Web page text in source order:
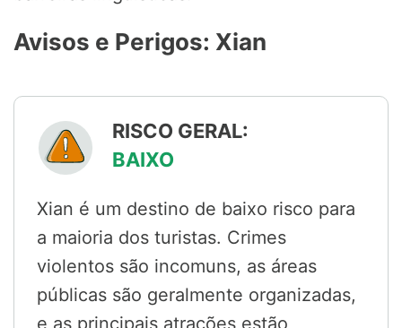
Avisos e Perigos: Xian
RISCO GERAL:
BAIXO
Xian é um destino de baixo risco para
a maioria dos turistas. Crimes
violentos são incomuns, as áreas
públicas são geralmente organizadas,